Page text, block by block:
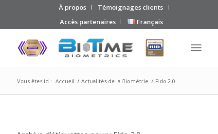
À propos
Témoignages clients
Accès partenaires
Français
Vous êtes ici : Accueil / Actualités de la Biométrie / Fido 2.0